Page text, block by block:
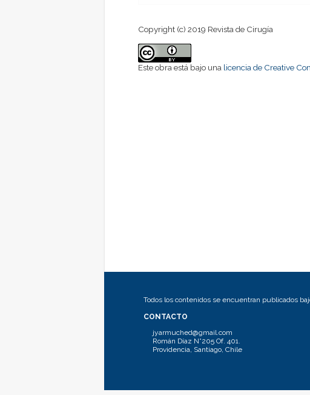
Copyright (c) 2019 Revista de Cirugía
Este obra está bajo una licencia de Creative
Todos los contenidos se encuentran publicados
CONTACTO
jyarmuched@gmail.com
Román Díaz N°205 Of. 401.
Providencia, Santiago, Chile